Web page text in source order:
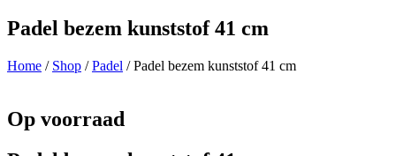
Padel bezem kunststof 41 cm
Home / Shop /Padel / Padel bezem kunststof 41 cm
Op voorraad